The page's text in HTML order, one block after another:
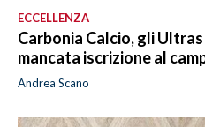
ECCELLENZA
Carbonia Calcio, gli
mancata iscrizione al
Andrea Scano